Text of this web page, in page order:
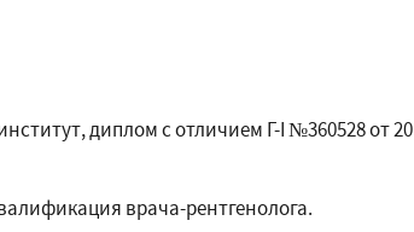
диплом с отличием Г-I №360528 от 20
врача-рентгенолога.